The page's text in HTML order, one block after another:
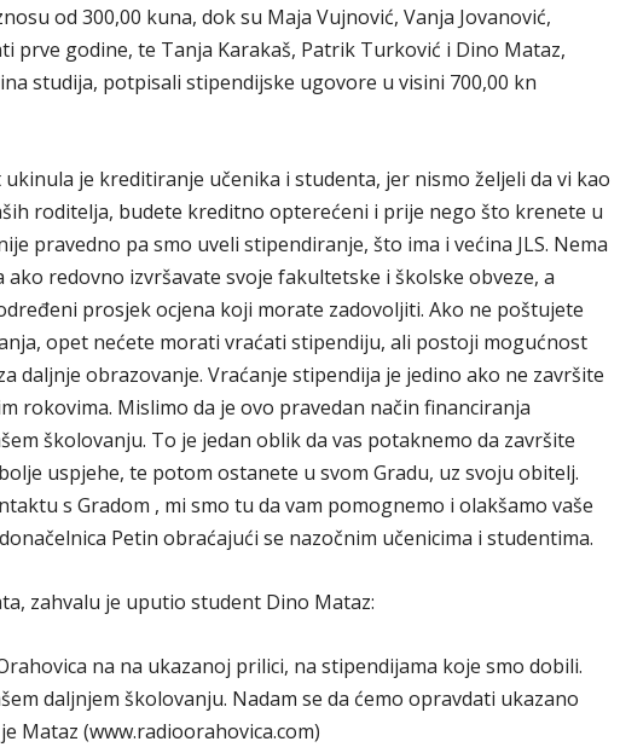
od 300,00 kuna, dok su Maja Vujnović, Vanja Jovanović,
prve godine, te Tanja Karakaš, Patrik Turković i Dino Mataz,
studija, potpisali stipendijske ugovore u visini 700,00 kn
ukinula je kreditiranje učenika i studenta, jer nismo željeli da vi kao
roditelja, budete kreditno opterećeni i prije nego što krenete u
pravedno pa smo uveli stipendiranje, što ima i većina JLS. Nema
redovno izvršavate svoje fakultetske i školske obveze, a
prosjek ocjena koji morate zadovoljiti. Ako ne poštujete
opet nećete morati vraćati stipendiju, ali postoji mogućnost
daljnje obrazovanje. Vraćanje stipendija je jedino ako ne završite
rokovima. Mislimo da je ovo pravedan način financiranja
školovanju. To je jedan oblik da vas potaknemo da završite
uspjehe, te potom ostanete u svom Gradu, uz svoju obitelj.
s Gradom , mi smo tu da vam pomognemo i olakšamo vaše
Petin obraćajući se nazočnim učenicima i studentima.
zahvalu je uputio student Dino Mataz:
na na ukazanoj prilici, na stipendijama koje smo dobili.
daljnjem školovanju. Nadam se da ćemo opravdati ukazano
Mataz (www.radioorahovica.com)